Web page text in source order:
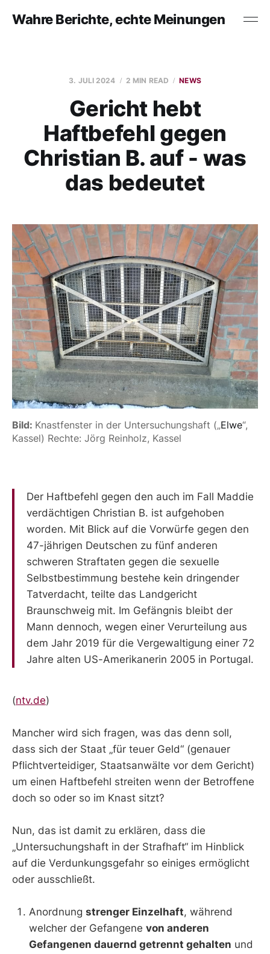
Wahre Berichte, echte Meinungen
3. JULI 2024 2 MIN READ NEWS
Gericht hebt
Haftbefehl gegen
Christian B. auf - was
das bedeutet
Bild: Knastfenster in der Untersuchungshaft („Elwe“,
Kassel) Rechte: Jörg Reinholz, Kassel
Der Haftbefehl gegen den auch im Fall Maddie
verdächtigen Christian B. ist aufgehoben
worden. Mit Blick auf die Vorwürfe gegen den
47-jährigen Deutschen zu fünf anderen
schweren Straftaten gegen die sexuelle
Selbstbestimmung bestehe kein dringender
Tatverdacht, teilte das Landgericht
Braunschweig mit. Im Gefängnis bleibt der
Mann dennoch, wegen einer Verurteilung aus
dem Jahr 2019 für die Vergewaltigung einer 72
Jahre alten US-Amerikanerin 2005 in Portugal.
(ntv.de)
Mancher wird sich fragen, was das denn soll,
dass sich der Staat „für teuer Geld“ (genauer
Pflichtverteidiger, Staatsanwälte vor dem Gericht)
um einen Haftbefehl streiten wenn der Betroffene
doch so oder so im Knast sitzt?
Nun, das ist damit zu erklären, dass die
„Untersuchungshaft in der Strafhaft“ im Hinblick
auf die Verdunkungsgefahr so einiges ermöglicht
oder ausschließt.
Anordnung strenger Einzelhaft, während
welcher der Gefangene von anderen
Gefangenen dauernd getrennt gehalten und